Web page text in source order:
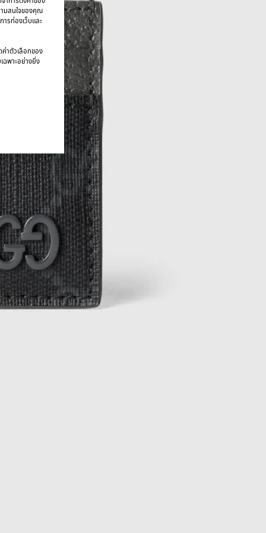
ามสนใจของคุณ
รท่องเว็บและ
าตัวเลือกของ
พาะอย่างยิ่ง